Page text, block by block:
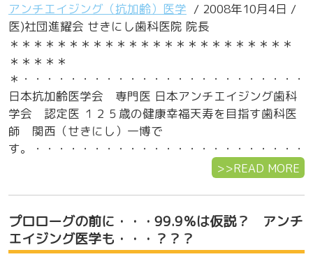
アンチエイジング（抗加齢）医学 / 2008年10月4日 /
医)社団進耀会 せきにし歯科医院 院長
＊＊＊＊＊＊＊＊＊＊＊＊＊＊＊＊＊＊＊＊＊＊＊＊
＊＊＊＊＊
＊・・・・・・・・・・・・・・・・・・・・・・・
日本抗加齢医学会 専門医 日本アンチエイジング歯科
学会 認定医 １２５歳の健康幸福天寿を目指す歯科医
師 関西（せきにし）一博で
す。・・・・・・・・・・・・・・・・・・・・・・・
>>READ MORE
プロローグの前に・・・99.9％は仮説？ アンチ
エイジング医学も・・・？？？